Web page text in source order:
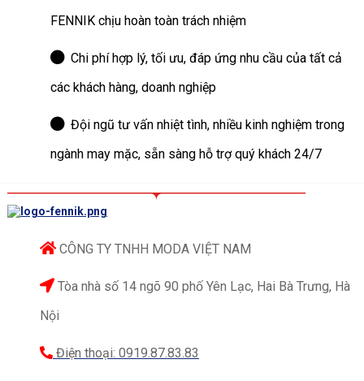
FENNIK chịu hoàn toàn trách nhiệm
Chi phí hợp lý, tối ưu, đáp ứng nhu cầu của tất cả
các khách hàng, doanh nghiệp
Đội ngũ tư vấn nhiệt tình, nhiều kinh nghiệm trong
ngành may mặc, sẵn sàng hỗ trợ quý khách 24/7
CÔNG TY TNHH MODA VIỆT NAM
Tòa nhà số 14 ngõ 90 phố Yên Lạc, Hai Bà Trưng, Hà
Nội
Điện thoại: 0919.87.83.83